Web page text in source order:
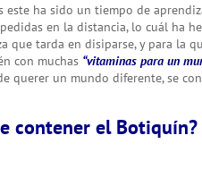
este ha sido un tiempo de
en la distancia, lo cuál ha
que tarda en disiparse, y para la
con muchas “vitaminas para un
querer un mundo diferente, se
contener el Botiquín?